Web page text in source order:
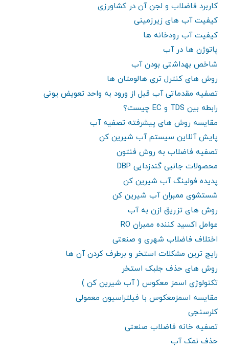
کاربرد فاضلاب و لجن آن در کشاورزی
کیفیت آب های زیرزمینی
کیفیت آب رودخانه ها
پاتوژن ها در آب
شاخص بهداشتی بودن آب
روش های کنترل تری هالومتان ها
تصفیه مقدماتی آب قبل از ورود به واحد تعویض یونی
رابطه بین TDS و EC چیست؟
مقایسه روش های پیشرفته تصفیه آب
پایش آنلاین سیستم آب شیرین کن
تصفیه فاضلاب به روش فنتون
محصولات جانبی گندزدایی DBP
پدیده فولینگ آب شیرین کن
شستشوی ممبران آب شیرین کن
روش های تزریق ازن به آب
عوامل اکسید کننده ممبران RO
اختلاف فاضلاب شهری و صنعتی
رایج ترین مشکلات استخر و برطرف کردن آن ها
روش های حذف جلبک استخر
تکنولوژی اسمز معکوس ( آب شیرین کن )
مقایسه اسمزمعکوس با فیلتراسیون معمولی
کلرسنجی
تصفیه خانه فاضلاب صنعتی
حذف نمک آب